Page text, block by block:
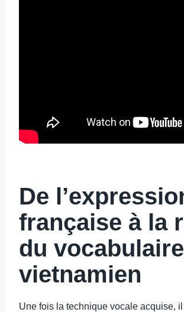
De
française à la
du vocabulaire
vietnamien
Une fois la technique vocale acquise,